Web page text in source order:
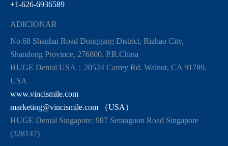
+1-626-6936589
ADICIONAR
No.68 Shanhai Road Donggang District, Rizhao City,
Shandong Province, 276800, P.R.China
HUGE Dental USA：20524 Carrey Rd. Walnut, CA 91789,
USA
www.vincismile.com
marketing@vincismile.com （USA）
HUGE Dental Singapore: 987 Serangoon Road Singapore
(328147)